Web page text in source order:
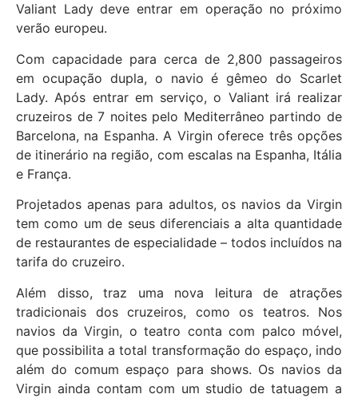
Valiant Lady deve entrar em operação no próximo
verão europeu.
Com capacidade para cerca de 2,800 passageiros
em ocupação dupla, o navio é gêmeo do Scarlet
Lady. Após entrar em serviço, o Valiant irá realizar
cruzeiros de 7 noites pelo Mediterrâneo partindo de
Barcelona, na Espanha. A Virgin oferece três opções
de itinerário na região, com escalas na Espanha, Itália
e França.
Projetados apenas para adultos, os navios da Virgin
tem como um de seus diferenciais a alta quantidade
de restaurantes de especialidade – todos incluídos na
tarifa do cruzeiro.
Além disso, traz uma nova leitura de atrações
tradicionais dos cruzeiros, como os teatros. Nos
navios da Virgin, o teatro conta com palco móvel,
que possibilita a total transformação do espaço, indo
além do comum espaço para shows. Os navios da
Virgin ainda contam com um studio de tatuagem a